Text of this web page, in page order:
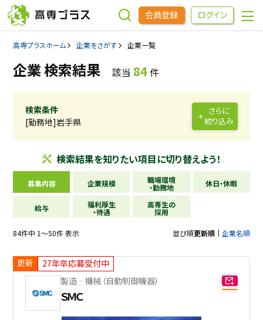
会員登録 ログイン
企業をさがす
高専OBOGをさがす
高専プラスセミナー
高専生コミュニティ
めもらす
本科5年生・専攻科2年生向け 採用継続中の企業特集
高専プラスホーム 企業をさがす 企業一覧
企業 検索結果 該当 84件
検索条件
[勤務地]岩手県
さらに
絞り込み
検索結果を知りたい項目に切り替えよう！
募集内容 企業規模 職場環境
・勤務地 休日・休暇
給与 福利厚生
・待遇
高専生の
採用
84件中 1～50件 表示 並び順更新順 企業名順
更新
27年卒応募受付中
製造‐機械（自動制御機器）
ＳＭＣ